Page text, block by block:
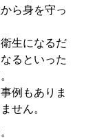
ら身を守っ
生になるだ
るといった
例もありま
せん。